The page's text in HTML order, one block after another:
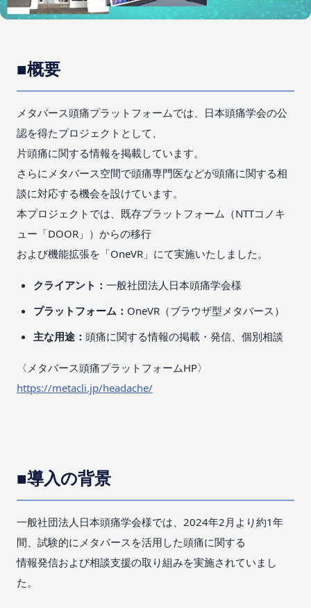
■概要
メタバース頭痛プラットフォームでは、日本頭痛学会の公
認を得たプロジェクトとして、
片頭痛に関する情報を掲載しています。
さらにメタバース空間で頭痛専門医などが頭痛に関する相
談に対応する機会を設けています。
本プロジェクトでは、既存プラットフォーム（NTTコノキ
ュー「DOOR」）からの移行
および機能拡張を「OneVR」にて実施いたしました。
クライアント： 一般社団法人日本頭痛学会様
プラットフォーム： OneVR（ブラウザ型メタバース）
主な用途： 頭痛に関する情報の掲載・発信、個別相談
〈メタバース頭痛プラットフォームHP〉
https://metacli.jp/headache/
■導入の背景
一般社団法人日本頭痛学会様では、2024年2月より約1年
間、試験的にメタバースを活用した頭痛に関する
情報発信および相談支援の取り組みを実施されていまし
た。